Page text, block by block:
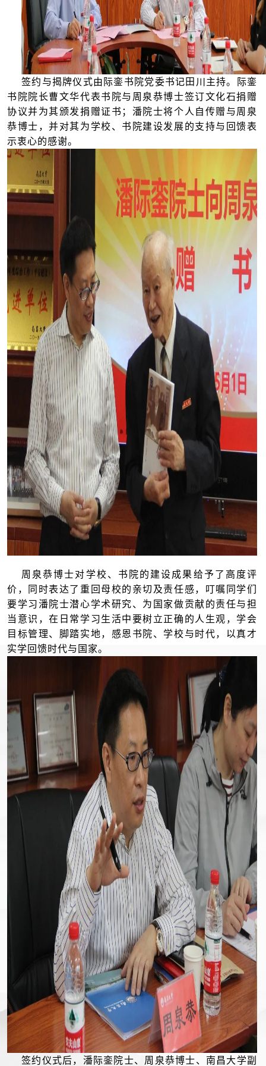
签约与揭牌仪式由际銮书院党委书记田川主持。际銮
书院院长曹文华代表书院与周泉恭博士签订文化石捐赠
协议并为其颁发捐赠证书；潘院士将个人自传赠与周泉
恭博士，并对其为学校、书院建设发展的支持与回馈表
示衷心的感谢。
周泉恭博士对学校、书院的建设成果给予了高度评
价，同时表达了重回母校的亲切及责任感，叮嘱同学们
要学习潘院士潜心学术研究、为国家做贡献的责任与担
当意识，在日常学习生活中要树立正确的人生观，学会
目标管理、脚踏实地，感恩书院、学校与时代，以真才
实学回馈时代与国家。
签约仪式后，潘际銮院士、周泉恭博士、南昌大学副